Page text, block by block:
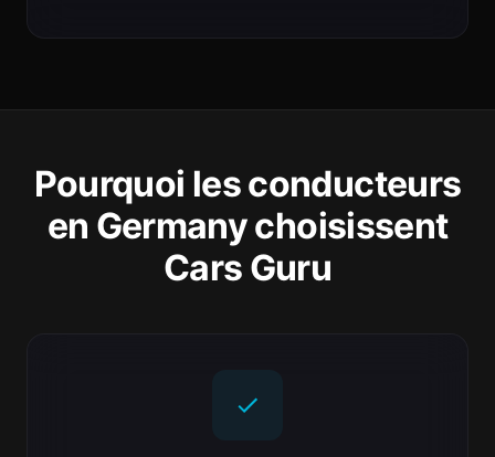
Pourquoi les conducteurs
en Germany choisissent
Cars Guru